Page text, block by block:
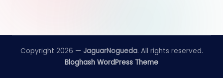
Copyright 2026 — JaguarNogueda. All rights reserved.
Bloghash WordPress Theme